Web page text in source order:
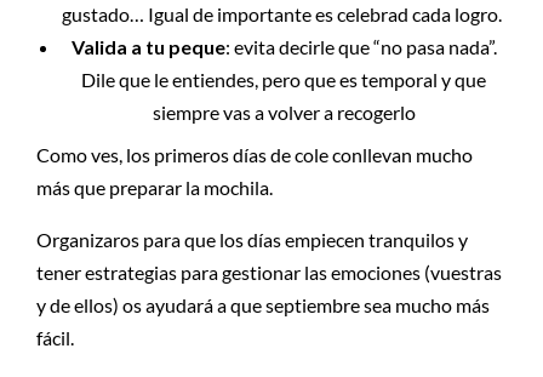
gustado… Igual de importante es celebrad cada logro.
Valida a tu peque: evita decirle que “no pasa nada”.
Dile que le entiendes, pero que es temporal y que
siempre vas a volver a recogerlo
Como ves, los primeros días de cole conllevan mucho
más que preparar la mochila.
Organizaros para que los días empiecen tranquilos y
tener estrategias para gestionar las emociones (vuestras
y de ellos) os ayudará a que septiembre sea mucho más
fácil.